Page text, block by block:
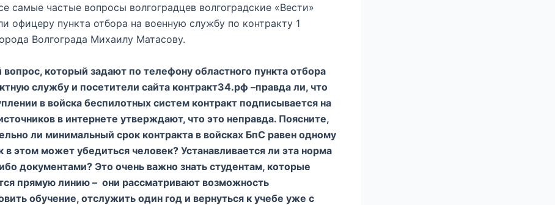
самые частые вопросы волгоградцев волгоградские «Вести»
офицеру пункта отбора на военную службу по контракту 1
Волгограда Михаилу Матасову.
вопрос, который задают по телефону областного пункта отбора
службу и посетители сайта контракт34.рф –правда ли, что
в войска беспилотных систем контракт подписывается на
в интернете утверждают, что это неправда. Поясните,
ли минимальный срок контракта в войсках БпС равен одному
в этом может убедиться человек? Устанавливается ли эта норма
документами? Это очень важно знать студентам, которые
прямую линию – они рассматривают возможность
обучение, отслужить один год и вернуться к учебе уже с